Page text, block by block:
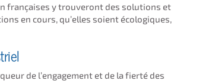
françaises y trouveront des solutions et
en cours, qu’elles soient écologiques,
de l’engagement et de la fierté des